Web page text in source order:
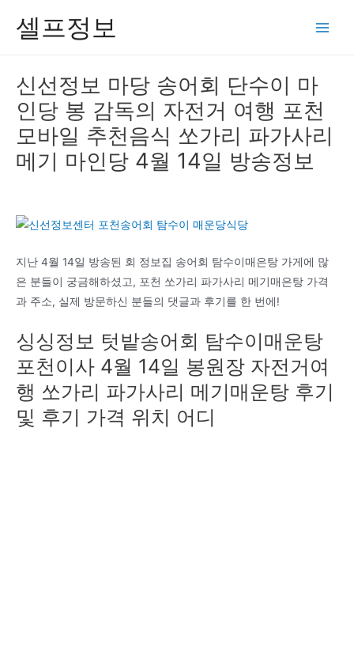
셀프정보
신선정보 마당 송어회 단수이 마
인당 봉 감독의 자전거 여행 포천
모바일 추천음식 쏘가리 파가사리
메기 마인당 4월 14일 방송정보
지난 4월 14일 방송된 회 정보집 송어회 탐수이매은탕 가게에 많
은 분들이 궁금해하셨고, 포천 쏘가리 파가사리 메기매은탕 가격
과 주소, 실제 방문하신 분들의 댓글과 후기를 한 번에!
싱싱정보 텃밭송어회 탐수이매운탕
포천이사 4월 14일 봉원장 자전거여
행 쏘가리 파가사리 메기매운탕 후기
및 후기 가격 위치 어디